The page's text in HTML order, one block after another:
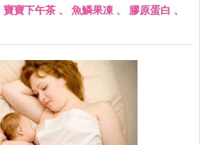
寶寶下午茶 、 魚鱗果凍 、 膠原蛋白 、